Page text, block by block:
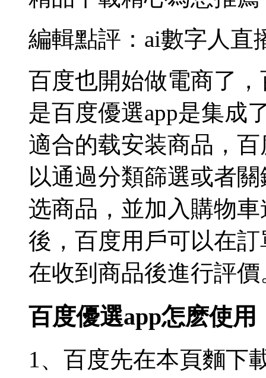
編輯點評：ai數字人直
百度也開始做電商了
是百度優選app是集成
適合的载安装商品，百
以通過分類篩選或者
选商品，並加入購物
後，百度用戶可以在
在收到商品後進行評
百度優選app怎麽使用
1、百度先在本頁麵下